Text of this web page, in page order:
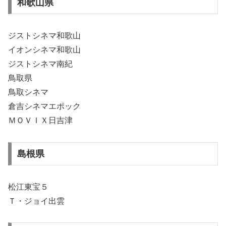
和歌山県
ジストシネマ和歌山
イオンシネマ和歌山
ジストシネマ南紀
鳥取県
鳥取シネマ
倉吉シネマエポック
ＭＯＶＩＸ日吉津
島根県
松江東宝５
Ｔ・ジョイ出雲